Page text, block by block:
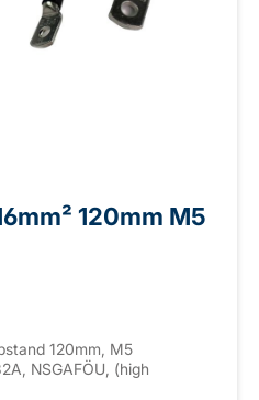
120mm M5
120mm, M5
NSGAFÖU, (high